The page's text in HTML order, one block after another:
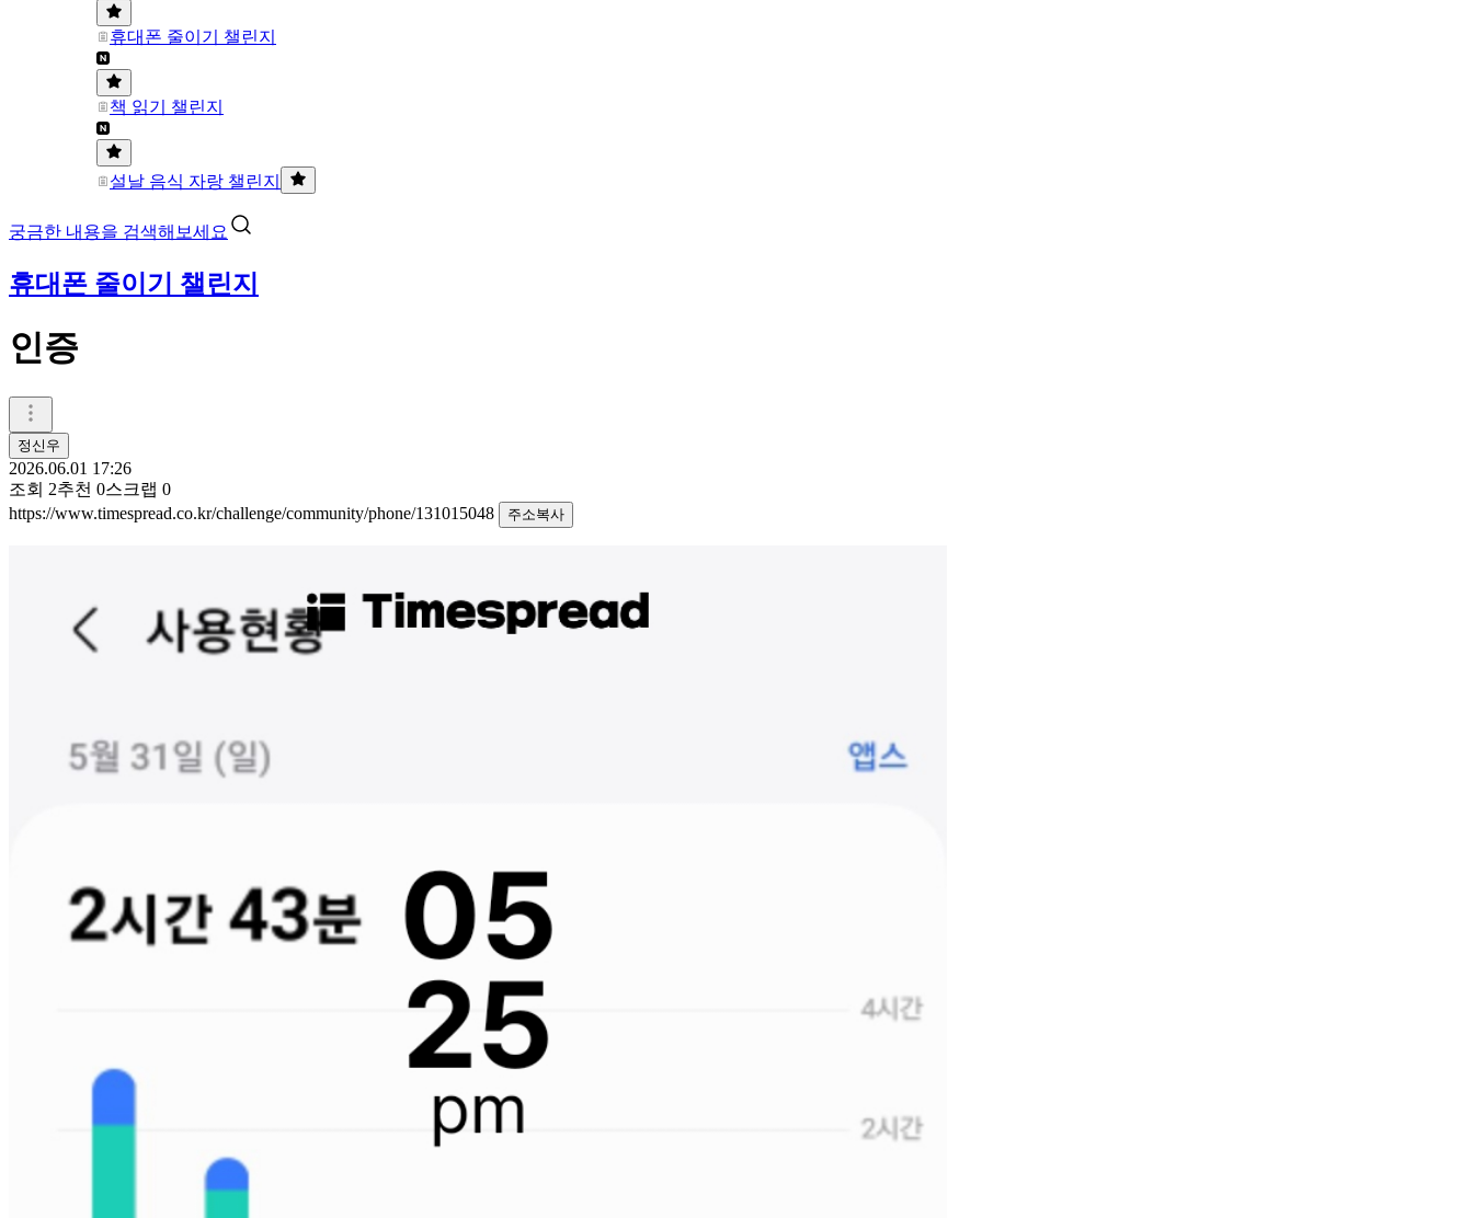
휴대폰 줄이기 챌린지
책 읽기 챌린지
설날 음식 자랑 챌린지
궁금한 내용을 검색해보세요
휴대폰 줄이기 챌린지
인증
정신우
2026.06.01 17:26
조회 2추천 0스크랩 0
https://www.timespread.co.kr/challenge/community/phone/131015048
주소복사